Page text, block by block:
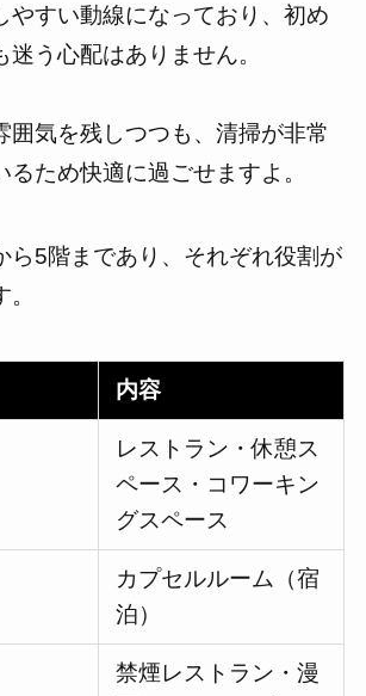
やすい動線になっており、初め
迷う心配はありません。
囲気を残しつつも、清掃が非常
るため快適に過ごせますよ。
ら5階まであり、それぞれ役割が
内容
レストラン・休憩ス
ペース・コワーキン
グスペース
カプセルルーム（宿
泊）
禁煙レストラン・漫